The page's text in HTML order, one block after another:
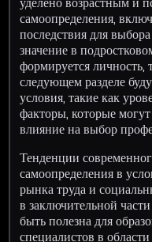
самоопределения,
последствия для
значение в
формируется
следующем разделе
условия, такие как
факторы, которые
влияние на выбор
Тенденции
самоопределения в
рынка труда и
в заключительной
быть полезна для
специалистов в